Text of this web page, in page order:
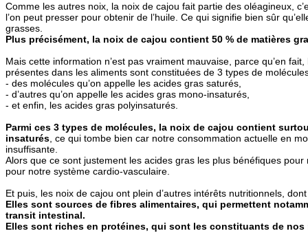
Comme les autres noix, la noix de cajou fait partie des oléagineux,
l’on peut presser pour obtenir de l’huile. Ce qui signifie bien sûr
grasses.
Plus précisément, la noix de cajou contient 50 % de matières
Mais cette information n’est pas vraiment mauvaise, parce qu’en
présentes dans les aliments sont constituées de 3 types de
- des molécules qu’on appelle les acides gras saturés,
- d’autres qu’on appelle les acides gras mono-insaturés,
- et enfin, les acides gras polyinsaturés.
Parmi ces 3 types de molécules, la noix de cajou contient
insaturés , ce qui tombe bien car notre consommation actuelle en
insuffisante.
Alors que ce sont justement les acides gras les plus bénéfiques
pour notre système cardio-vasculaire.
Et puis, les noix de cajou ont plein d’autres intérêts nutritionnels,
Elles sont sources de fibres alimentaires, qui permettent
transit intestinal.
Elles sont riches en protéines, qui sont les constituants de nos